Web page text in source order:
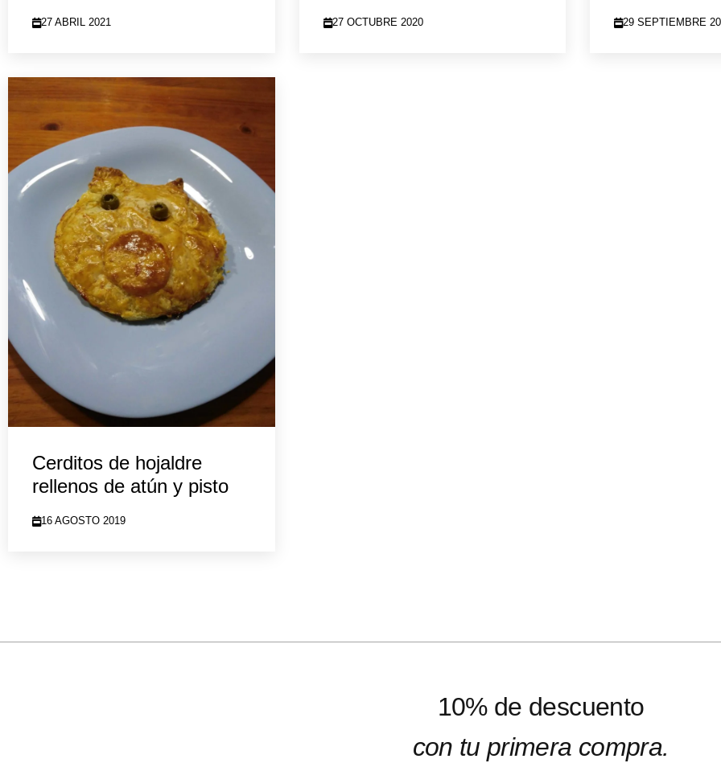
27 ABRIL 2021 27 OCTUBRE 2020 29 SEPTIEMBRE
Cerditos de hojaldre
rellenos de atún y pisto
16 AGOSTO 2019
10% de descuento
con tu primera compra.